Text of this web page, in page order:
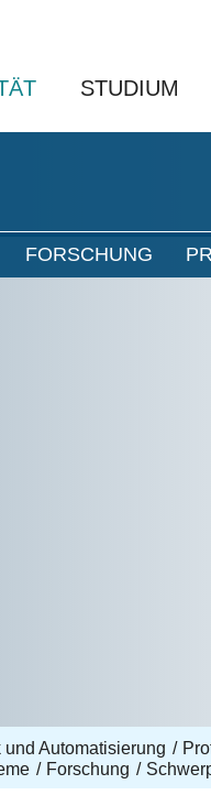
STUDIUM
FORSCHUNG
und Automatisierung
Forschung